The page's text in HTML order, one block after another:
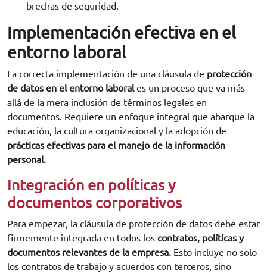
brechas de seguridad.
Implementación efectiva en el
entorno laboral
La correcta implementación de una cláusula de protección
de datos en el entorno laborales un proceso que va más
allá de la mera inclusión de términos legales en
documentos. Requiere un enfoque integral que abarque la
educación, la cultura organizacional y la adopción de
prácticas efectivas para el manejo de la información
personal.
Integración en políticas y
documentos corporativos
Para empezar, la cláusula de protección de datos debe estar
firmemente integrada en todos los contratos, políticas y
documentos relevantes de la empresa. Esto incluye no solo
los contratos de trabajo y acuerdos con terceros, sino